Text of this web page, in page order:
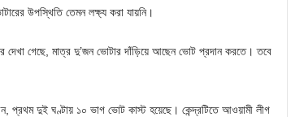
উপস্থিতি তেমন লক্ষ্য করা যায়নি।
দেখা গেছে, মাত্র দু’জন ভোটার দাঁড়িয়ে আছেন ভোট প্রদান করতে। তবে
প্রথম দুই ঘণ্টায় ১০ ভাগ ভোট কাস্ট হয়েছে। কেন্দ্রটিতে আওয়ামী লীগ